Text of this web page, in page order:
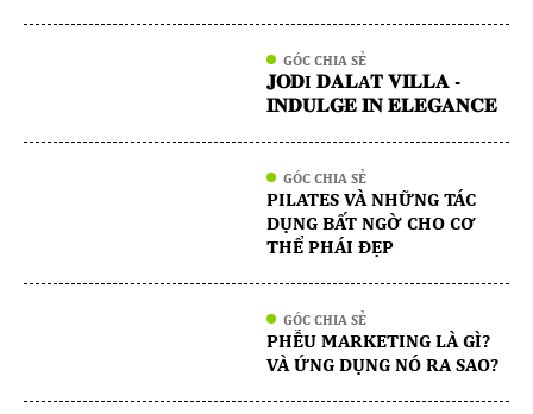
GÓC CHIA SẺ
𝐉𝐎𝐃I 𝐃𝐀𝐋A𝐓 𝐕𝐈𝐋𝐋𝐀 -
𝐈𝐍𝐃𝐔𝐋𝐆𝐄 𝐈𝐍 𝐄𝐋𝐄𝐆𝐀𝐍𝐂𝐄
GÓC CHIA SẺ
PILATES VÀ NHỮNG TÁC
DỤNG BẤT NGỜ CHO CƠ
THỂ PHÁI ĐẸP
GÓC CHIA SẺ
PHỄU MARKETING LÀ GÌ?
VÀ ỨNG DỤNG NÓ RA SAO?